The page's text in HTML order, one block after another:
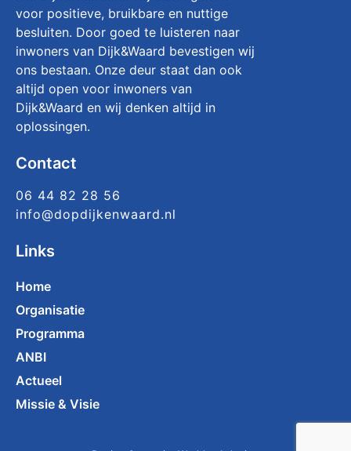
voor positieve, bruikbare en nuttige
besluiten. Door goed te luisteren naar
inwoners van Dijk&Waard bevestigen wij
ons bestaan. Onze deur staat dan ook
altijd open voor inwoners van
Dijk&Waard en wij denken altijd in
oplossingen.
Contact
06 44 82 28 56
info@dopdijkenwaard.nl
Links
Home
Organisatie
Programma
ANBI
Actueel
Missie & Visie